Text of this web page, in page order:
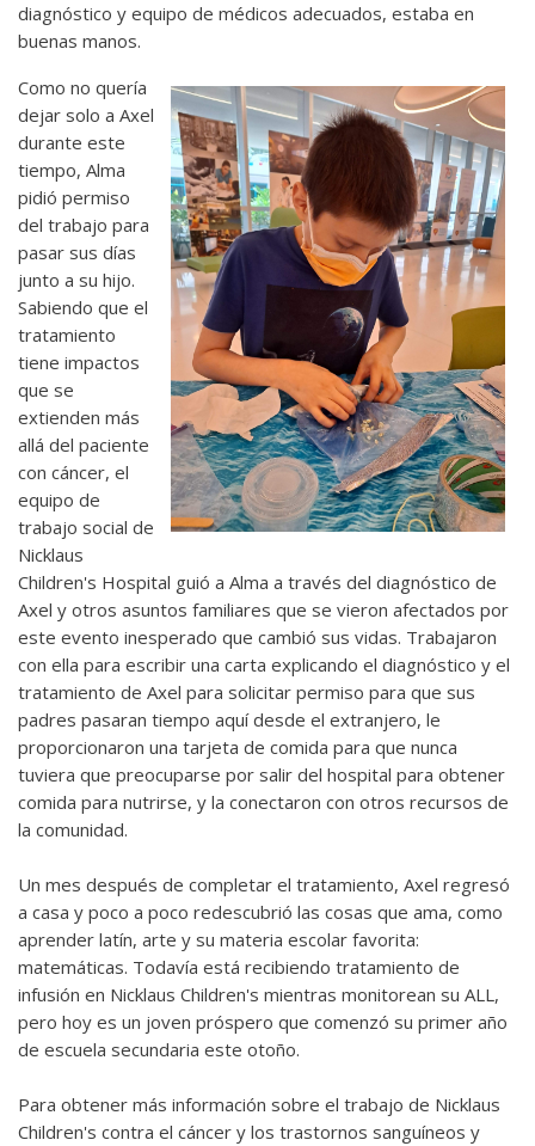
diagnóstico y equipo de médicos adecuados, estaba en
buenas manos.
Como no quería
dejar solo a Axel
durante este
tiempo, Alma
pidió permiso
del trabajo para
pasar sus días
junto a su hijo.
Sabiendo que el
tratamiento
tiene impactos
que se
extienden más
allá del paciente
con cáncer, el
equipo de
trabajo social de
Nicklaus
Children's Hospital guió a Alma a través del diagnóstico de
Axel y otros asuntos familiares que se vieron afectados por
este evento inesperado que cambió sus vidas. Trabajaron
con ella para escribir una carta explicando el diagnóstico y el
tratamiento de Axel para solicitar permiso para que sus
padres pasaran tiempo aquí desde el extranjero, le
proporcionaron una tarjeta de comida para que nunca
tuviera que preocuparse por salir del hospital para obtener
comida para nutrirse, y la conectaron con otros recursos de
la comunidad.
Un mes después de completar el tratamiento, Axel regresó
a casa y poco a poco redescubrió las cosas que ama, como
aprender latín, arte y su materia escolar favorita:
matemáticas. Todavía está recibiendo tratamiento de
infusión en Nicklaus Children's mientras monitorean su ALL,
pero hoy es un joven próspero que comenzó su primer año
de escuela secundaria este otoño.
Para obtener más información sobre el trabajo de Nicklaus
Children's contra el cáncer y los trastornos sanguíneos y